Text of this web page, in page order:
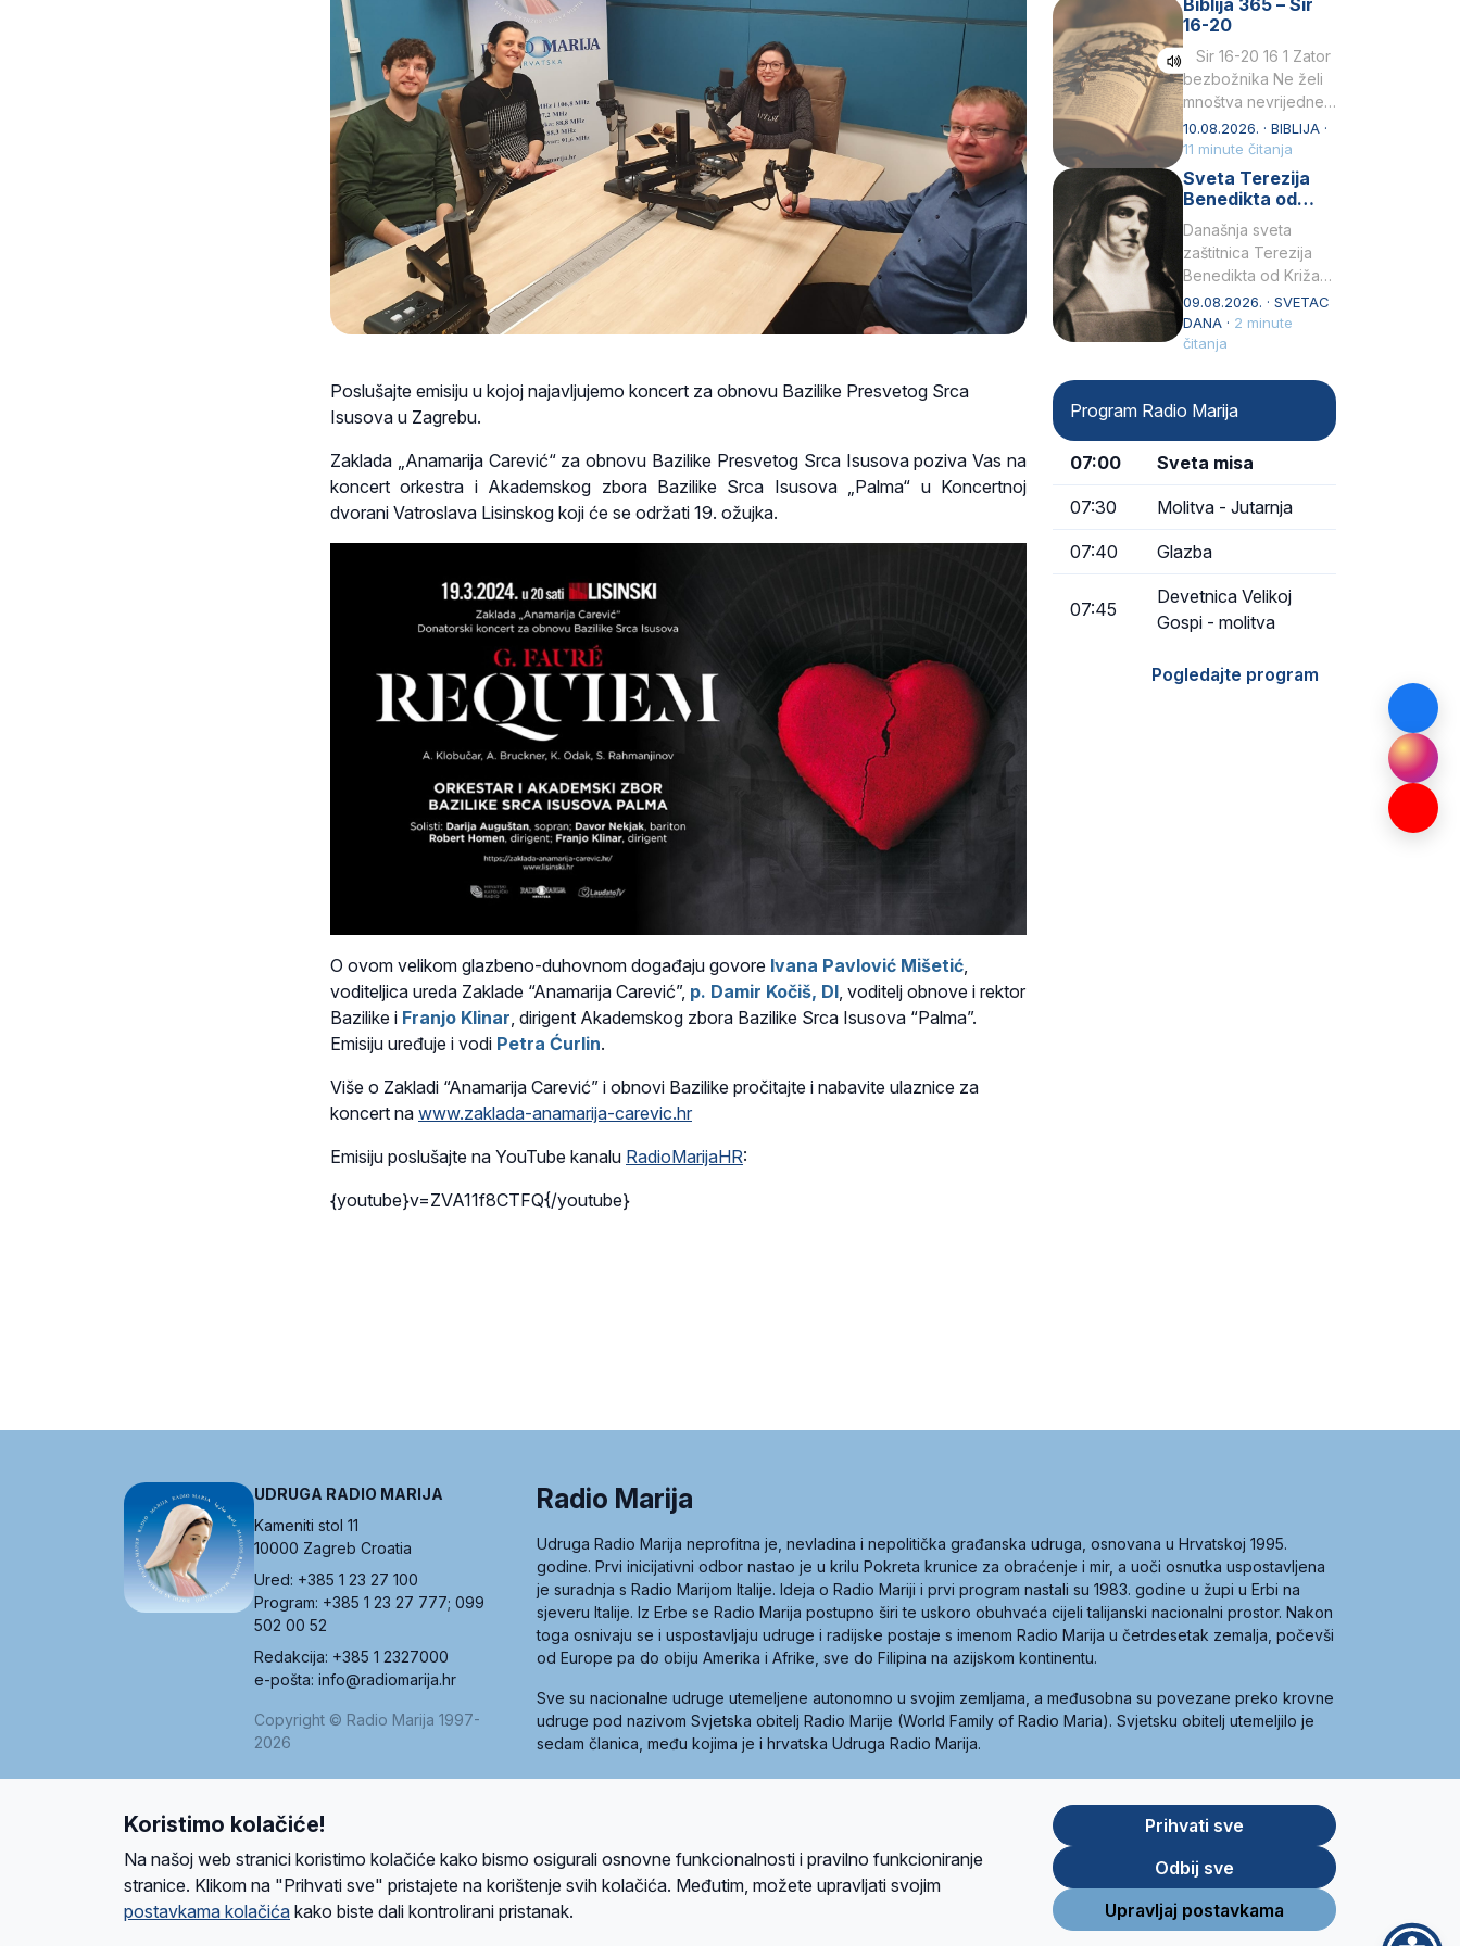
Poslušajte emisiju u kojoj najavljujemo koncert za obnovu Bazilike Presvetog Srca
Isusova u Zagrebu.
Zaklada „Anamarija Carević“ za obnovu Bazilike Presvetog Srca Isusova poziva Vas na
koncert orkestra i Akademskog zbora Bazilike Srca Isusova „Palma“ u Koncertnoj
dvorani Vatroslava Lisinskog koji će se održati 19. ožujka.
O ovom velikom glazbeno-duhovnom događaju govore Ivana Pavlović Mišetić
voditeljica ureda Zaklade “Anamarija Carević”, p. Damir Kočiš, DI , voditelj obnove i rektor
Bazilike i Franjo Klinar , dirigent Akademskog zbora Bazilike Srca Isusova “Palma”.
Emisiju uređuje i vodi Petra Ćurlin.
Više o Zakladi “Anamarija Carević” i obnovi Bazilike pročitajte i nabavite ulaznice za
koncert na www.zaklada-anamarija-carevic.hr
Emisiju poslušajte na YouTube kanalu RadioMarijaHR:
{youtube}v=ZVA11f8CTFQ{/youtube}
Huesca). Bio je
učenik pape…
Biblija 365 – Sir
16-20
Sir 16-20 16 1 Zator
bezbožnika Ne želi
mnoštva nevrijedne
djece i ne raduj se
bezbožnim
sinovima.2 Ma koliko
ih bilo,…
10.08.2026. · BIBLIJA ·
11 minute čitanja
Sveta Terezija
Benedikta od
Križa (Edith
Stein) –
zaštitnica Europe
Današnja sveta
zaštitnica Terezija
Benedikta od Križa
rođena je kao Edith
Stein, najmlađe,
jedanaesto dijete
Wrocławu…
09.08.2026. · SVETAC
DANA · 2 minute
čitanja
Program Radio Marija
07:00 Sveta misa
07:30 Molitva - Jutarnja
07:40 Glazba
07:45
Devetnica Velikoj
Gospi - molitva
Pogledajte program
UDRUGA RADIO MARIJA
Kameniti stol 11
10000 Zagreb Croatia
Ured: +385 1 23 27 100
Program: +385 1 23 27 777; 099
502 00 52
Redakcija: +385 1 2327000
e-pošta: info@radiomarija.hr
Copyright © Radio Marija 1997-
2026
Radio Marija
Udruga Radio Marija neprofitna je, nevladina i nepolitička građanska udruga, osnovana u Hrvatskoj 1995.
godine. Prvi inicijativni odbor nastao je u krilu Pokreta krunice za obraćenje i mir, a uoči osnutka uspostavljena
je suradnja s Radio Marijom Italije. Ideja o Radio Mariji i prvi program nastali su 1983. godine u župi u Erbi na
sjeveru Italije. Iz Erbe se Radio Marija postupno širi te uskoro obuhvaća cijeli talijanski nacionalni prostor. Nakon
toga osnivaju se i uspostavljaju udruge i radijske postaje s imenom Radio Marija u četrdesetak zemalja, počevši
od Europe pa do obiju Amerika i Afrike, sve do Filipina na azijskom kontinentu.
Sve su nacionalne udruge utemeljene autonomno u svojim zemljama, a međusobna su povezane preko krovne
udruge pod nazivom Svjetska obitelj Radio Marije (World Family of Radio Maria). Svjetsku obitelj utemeljilo je
sedam članica, među kojima je i hrvatska Udruga Radio Marija.
Ova stranica je zaštićena Google reCAPTCHA sustavom Store
Koristimo kolačiće!
Na našoj web stranici koristimo kolačiće kako bismo osigurali osnovne funkcionalnosti i pravilno funkcioniranje
stranice. Klikom na "Prihvati sve" pristajete na korištenje svih kolačića. Međutim, možete upravljati svojim
postavkama kolačića kako biste dali kontrolirani pristanak.
Prihvati sve
Odbij sve
Upravljaj postavkama